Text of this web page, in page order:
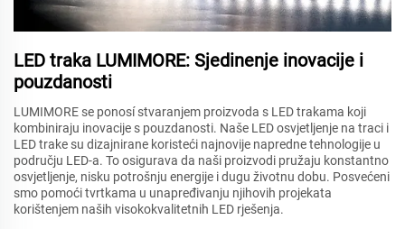
LED traka LUMIMORE: Sjedinenje inovacije i
pouzdanosti
LUMIMORE se ponosí stvaranjem proizvoda s LED trakama koji
kombiniraju inovacije s pouzdanosti. Naše LED osvjetljenje na traci i
LED trake su dizajnirane koristeći najnovije napredne tehnologije u
području LED-a. To osigurava da naši proizvodi pružaju konstantno
osvjetljenje, nisku potrošnju energije i dugu životnu dobu. Posvećeni
smo pomoći tvrtkama u unapređivanju njihovih projekata
korištenjem naših visokokvalitetnih LED rješenja.